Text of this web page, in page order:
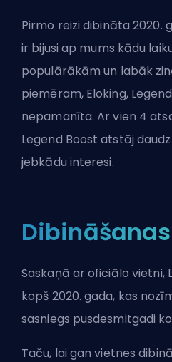
Pirmo reizi dibināta 2020.
ir bijusi ap mums kādu
populārākām un labāk
piemēram, Eloking,
nepamanīta. Ar vien 4
Legend Boost atstāj
jebkādu interesi.
Saskaņā ar oficiālo vietni,
kopš 2020. gada, kas
sasniegs pusdesmitgadi
Taču, lai gan vietnes